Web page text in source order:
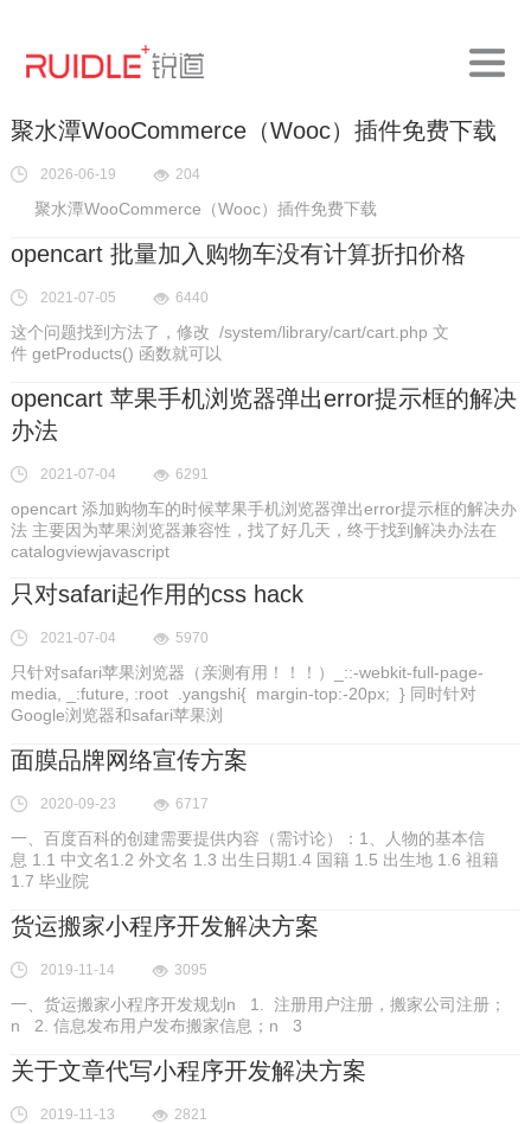
聚水潭WooCommerce（Wooc）插件免费下载
2026-06-19 204
聚水潭WooCommerce（Wooc）插件免费下载
opencart 批量加入购物车没有计算折扣价格
2021-07-05 6440
这个问题找到方法了，修改 /system/library/cart/cart.php 文
件 getProducts() 函数就可以
opencart 苹果手机浏览器弹出error提示框的解决
办法
2021-07-04 6291
opencart 添加购物车的时候苹果手机浏览器弹出error提示框的解决办
法 主要因为苹果浏览器兼容性，找了好几天，终于找到解决办法在
catalogviewjavascript
只对safari起作用的css hack
2021-07-04 5970
只针对safari苹果浏览器（亲测有用！！！）_::-webkit-full-page-
media, _:future, :root .yangshi{ margin-top:-20px; } 同时针对
Google浏览器和safari苹果浏
面膜品牌网络宣传方案
2020-09-23 6717
一、百度百科的创建需要提供内容（需讨论）：1、人物的基本信
息 1.1 中文名1.2 外文名 1.3 出生日期1.4 国籍 1.5 出生地 1.6 祖籍
1.7 毕业院
货运搬家小程序开发解决方案
2019-11-14 3095
一、货运搬家小程序开发规划n 1. 注册用户注册，搬家公司注册；
n 2. 信息发布用户发布搬家信息；n 3
关于文章代写小程序开发解决方案
2019-11-13 2821